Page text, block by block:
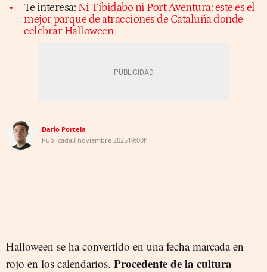
Te interesa: Ni Tibidabo ni Port Aventura: este es el
mejor parque de atracciones de Cataluña donde
celebrar Halloween
Darío Portela
Publicada3 noviembre 202519:00h
Halloween se ha convertido en una fecha marcada en
rojo en los calendarios. Procedente de la cultura